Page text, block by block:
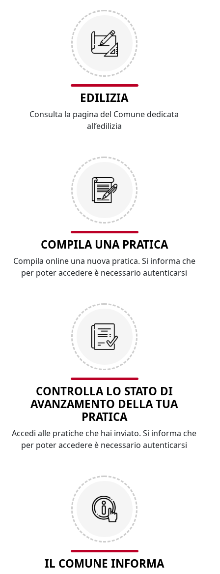
EDILIZIA
Consulta la pagina del Comune dedicata
all’edilizia
COMPILA UNA PRATICA
Compila online una nuova pratica. Si informa che
per poter accedere è necessario autenticarsi
CONTROLLA LO STATO DI
AVANZAMENTO DELLA TUA
PRATICA
Accedi alle pratiche che hai inviato. Si informa che
per poter accedere è necessario autenticarsi
IL COMUNE INFORMA